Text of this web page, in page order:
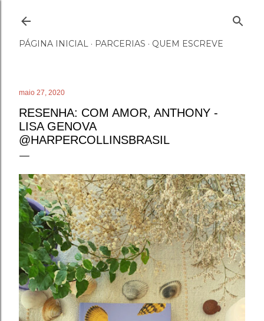
PÁGINA INICIAL PARCERIAS QUEM ESCREVE
maio 27, 2020
RESENHA: COM AMOR, ANTHONY -
LISA GENOVA
@HARPERCOLLINSBRASIL